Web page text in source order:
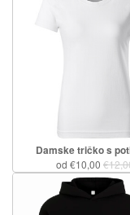
Damske tričko s
od €10,00